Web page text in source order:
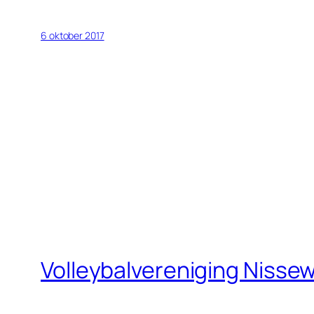
6 oktober 2017
Volleybalvereniging